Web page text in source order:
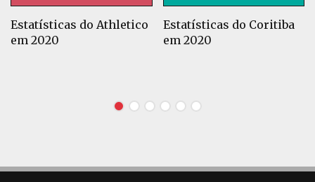
Estatísticas do Athletico
em 2020
Estatísticas do Coritiba
em 2020